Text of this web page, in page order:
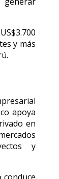
y más
apoya
en
y